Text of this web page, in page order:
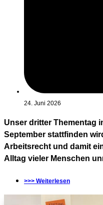
24. Juni 2026
Unser dritter Thementag
September stattfinden
Arbeitsrecht und damit
Alltag vieler Menschen
>>> Weiterlesen